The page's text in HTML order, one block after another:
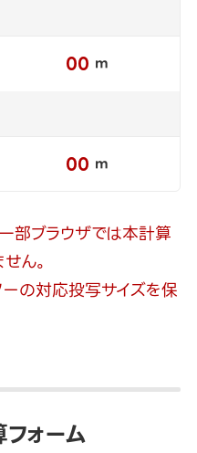
00 m
00 m
ブラウザでは本計算
ん。
の対応投写サイズを保
ォーム